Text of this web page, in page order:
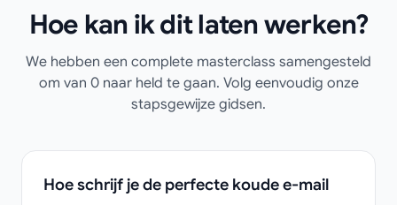
Hoe kan ik dit laten werken?
We hebben een complete masterclass samengesteld
om van 0 naar held te gaan. Volg eenvoudig onze
stapsgewijze gidsen.
Hoe schrijf je de perfecte koude e-mail